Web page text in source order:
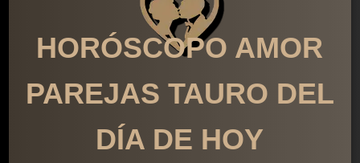
HORÓSCOPO AMOR
PAREJAS TAURO DEL
DÍA DE HOY